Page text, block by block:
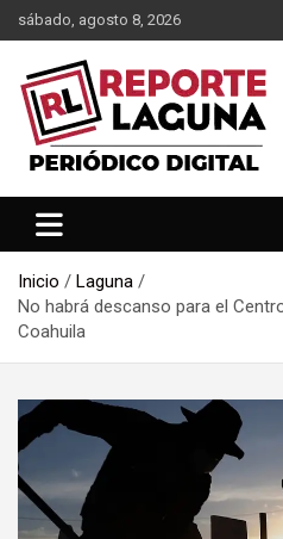
Saltar
al
contenido
sábado, agosto 8, 2026
Reporte Laguna
Inicio
Laguna
No habrá descanso para el
Coahuila